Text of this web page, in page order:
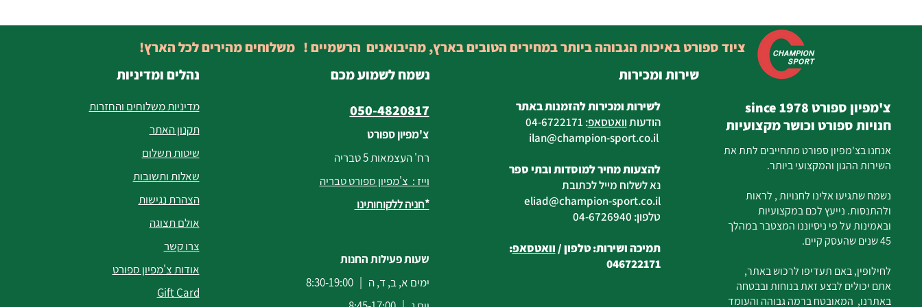
נהלים ומדיניות
מדיניות משלוחים והחזרות
תקנון האתר
שיטות תשלום
שאלות ותשובות
הצהרת נגישות
אולם תצוגה
צרו קשר
אודות צ'מפיון ספורט
Gift Card
נשמח לשמוע מכם
050-4820817
צ'מפיון ספורט
רח' העצמאות 5 טבריה
וייז : צ'מפיון ספורט טבריה
*חניה ללקוחותינו
שעות פעילות החנות
ימים א, ב, ד, ה | 8:30-19:00
לשירות ומכירות להזמנות באתר
הודעותוואטסאפ:
04-6722171
ilan
@champion-sport.co.il
להצעות מחיר למוסדות ובתי ספר
נא לשלוח מייל לכתובת
eliad@champion-sport.co.il
טלפון: 04-6726940
תמיכה ושירות: טלפון /וואטסאפ:
046722171
צ'מפיון ספורט since 1978
חנויות ספורט וכושר מקצועיות
אנחנו בצ'מפיון ספורט מתחייבים לתת את
השירות ההגון והמקצועי ביותר.
נשמח שתגיעו אלינו לחנויות , לראות
ולהתנסות. נייעץ לכם במקצועיות
ובאמינות על פי ניסיוננו המצטבר במהלך
45 שנים שהעסק קיים.
לחילופין, באם תעדיפו לרכוש באתר,
אתם יכולים לבצע זאת בנוחות ובבטחה
באתרנו, המאובטח ברמה גבוהה והעומד
שירות ומכירות
ציוד ספורט באיכות הגבוהה ביותר במחירים הטובים בארץ, מהיבואנים הרשמיים ! משלוחים מהירים לכל הארץ!